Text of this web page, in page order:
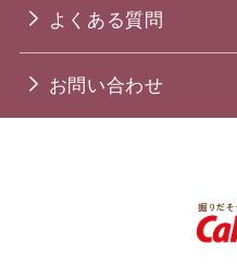
よくある質問
お問い合わせ